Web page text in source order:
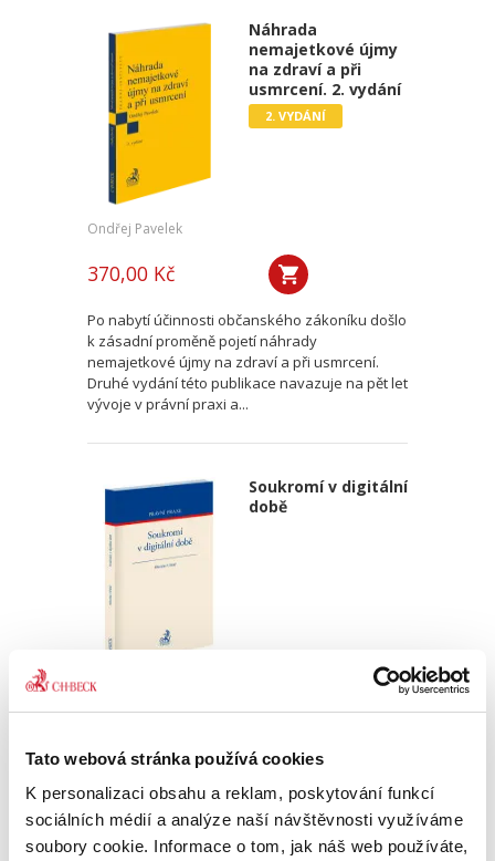
Tato webová stránka používá cookies
K personalizaci obsahu a reklam, poskytování funkcí
sociálních médií a analýze naší návštěvnosti využíváme
soubory cookie. Informace o tom, jak náš web používáte,
Náhrada
nemajetkové újmy
na zdraví a při
usmrcení. 2. vydání
2. VYDÁNÍ
Ondřej Pavelek
370,00 Kč
Po nabytí účinnosti občanského zákoníku došlo
k zásadní proměně pojetí náhrady
nemajetkové újmy na zdraví a při usmrcení.
Druhé vydání této publikace navazuje na pět let
vývoje v právní praxi a...
Soukromí v digitální
době
Miroslav Uřičař,
zásahů do soukromí osob a přibývají i jejich
nové formy. Zvláště závažnými jsou zásahy ve
formě shromažďování a dalšího zpracování